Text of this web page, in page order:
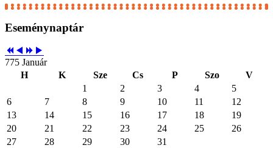
Eseménynaptár
775 Január
H
K Sze Cs P Szo
V
1
2 3 4
5
6
7 8 9 10 11
12
13
14 15 16 17 18
19
20
21 22 23 24 25
26
27
28 29 30 31